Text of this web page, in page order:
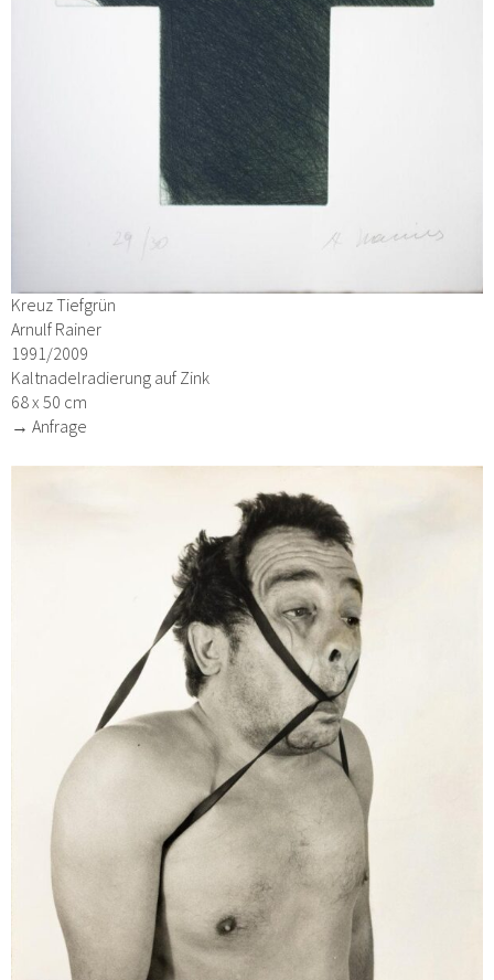
Kreuz Tiefgrün
Arnulf Rainer
1991/2009
Kaltnadelradierung auf Zink
68 x 50 cm
→ Anfrage